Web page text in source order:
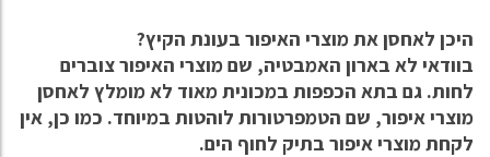
היכן לאחסן את מוצרי האיפור בעונת הקיץ?
בוודאי לא בארון האמבטיה, שם מוצרי האיפור צוברים
לחות. גם בתא הכפפות במכונית מאוד לא מומלץ לאחסן
מוצרי איפור, שם הטמפרטורות לוהטות במיוחד. כמו כן, אין
לקחת מוצרי איפור בתיק לחוף הים.